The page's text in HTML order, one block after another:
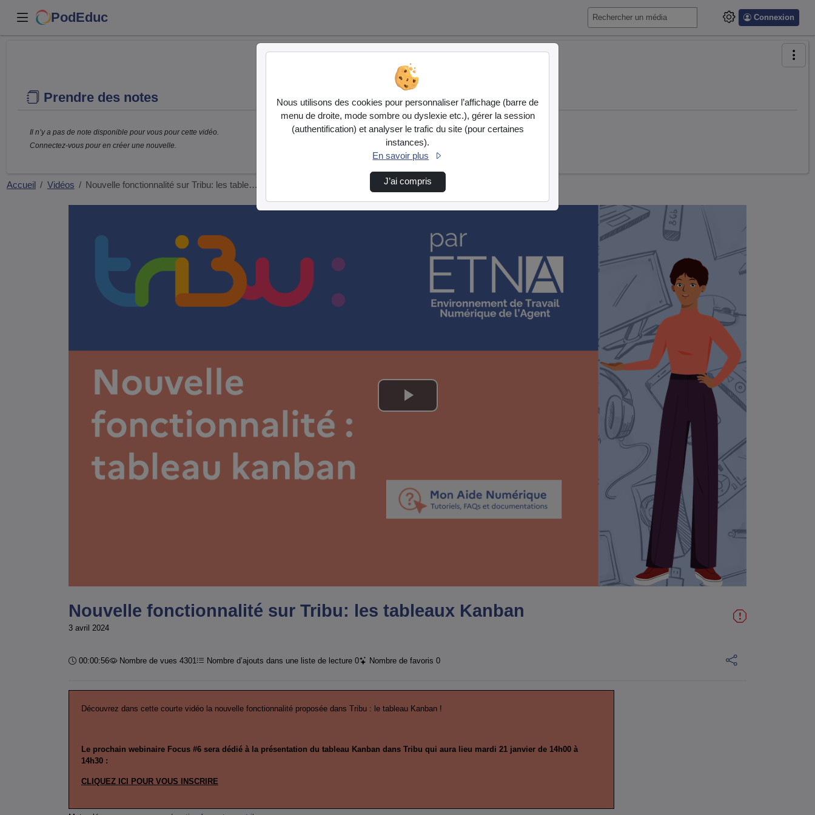
PodEduc Connexion
Prendre des notes
Il n’y a pas de note disponible pour vous pour cette vidéo.
Connectez-vous pour en créer une nouvelle.
Accueil Vidéos Nouvelle fonctionnalité sur Tribu: les table…
Lire
Nouvelle fonctionnalité sur Tribu: les tableaux Kanban
3 avril 2024
Durée :
00:00:56 Nombre de vues 4301 Nombre d’ajouts dans une liste de lecture 0 Nombre de favoris 0
Découvrez dans cette courte vidéo la nouvelle fonctionnalité proposée dans Tribu : le tableau Kanban !
Le prochain webinaire Focus #6 sera dédié à la présentation du tableau Kanban dans Tribu qui aura lieu mardi 21 janvier de 14h00 à
14h30 :
CLIQUEZ ICI POUR VOUS INSCRIRE
Nous utilisons des cookies pour personnaliser l’affichage (barre de
menu de droite, mode sombre ou dyslexie etc.), gérer la session
(authentification) et analyser le trafic du site (pour certaines
instances).
En savoir plus
J’ai compris